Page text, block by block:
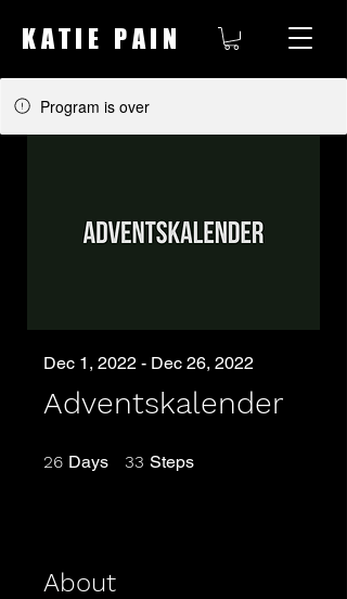
KATIE PAIN
Program is over
Adventskalender
Dec 1, 2022 - Dec 26, 2022
26 Days 26 Days
33 Steps
About